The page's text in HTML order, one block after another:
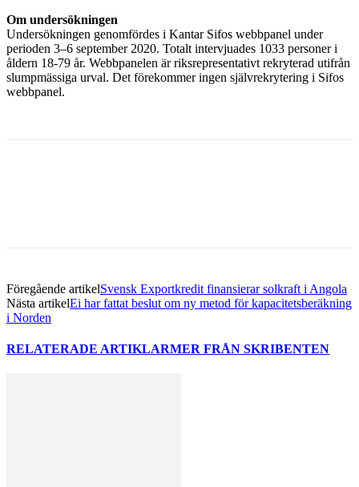
Om undersökningen
Undersökningen genomfördes i Kantar Sifos webbpanel under
perioden 3–6 september 2020. Totalt intervjuades 1033 personer i
åldern 18-79 år. Webbpanelen är riksrepresentativt rekryterad utifrån
slumpmässiga urval. Det förekommer ingen självrekrytering i Sifos
webbpanel.
Föregående artikelSvensk Exportkredit finansierar solkraft i Angola
Nästa artikelEi har fattat beslut om ny metod för kapacitetsberäkning
i Norden
RELATERADE ARTIKLARMER FRÅN SKRIBENTEN